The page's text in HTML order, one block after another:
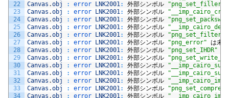
22
23
24
25
26
27
28
29
30
31
32
33
34
Canvas .obj : error LNK2001: 外部シンボル "png_set_filler"
Canvas .obj : error LNK2001: 外部シンボル
Canvas .obj : error LNK2001: 外部シンボル
Canvas .obj : error LNK2001: 外部シンボル
Canvas .obj : error LNK2001: 外部シンボル "png_set_filter"
Canvas .obj : error LNK2001: 外部シンボル "png_error" は未
Canvas .obj : error LNK2001: 外部シンボル "png_set_IHDR"
Canvas .obj : error LNK2001: 外部シンボル
Canvas .obj : error LNK2001: 外部シンボル
Canvas .obj : error LNK2001: 外部シンボル
Canvas .obj : error LNK2001: 外部シンボル
Canvas .obj : error LNK2001: 外部シンボル
Canvas .obj : error LNK2001: 外部シンボル